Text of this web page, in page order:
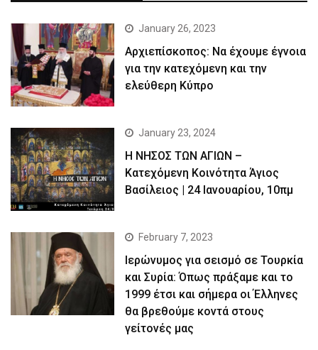
January 26, 2023
Αρχιεπίσκοπος: Να έχουμε έγνοια
για την κατεχόμενη και την
ελεύθερη Κύπρο
January 23, 2024
Η ΝΗΣΟΣ ΤΩΝ ΑΓΙΩΝ –
Κατεχόμενη Κοινότητα Άγιος
Βασίλειος | 24 Ιανουαρίου, 10πμ
February 7, 2023
Ιερώνυμος για σεισμό σε Τουρκία
και Συρία: Όπως πράξαμε και το
1999 έτσι και σήμερα οι Έλληνες
θα βρεθούμε κοντά στους
γείτονές μας